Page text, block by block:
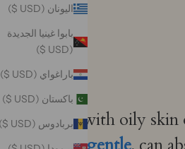
اليونان (USD $)
بابوا غينيا الجديدة
(USD $)
باراغواي (USD $)
باكستان (USD $)
بربادوس (USD $)
For those with oily skin